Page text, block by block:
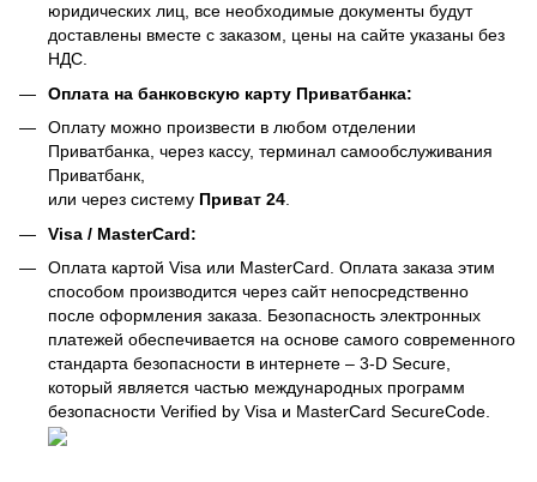
юридических лиц, все необходимые документы будут
доставлены вместе с заказом, цены на сайте указаны без
НДС.
Оплата на банковскую карту Приватбанка:
Оплату можно произвести в любом отделении
Приватбанка, через кассу, терминал самообслуживания
Приватбанк,
или через систему Приват 24
Visa / MasterCard:
Оплата картой Visa или MasterCard. Оплата заказа этим
способом производится через сайт непосредственно
после оформления заказа. Безопасность электронных
платежей обеспечивается на основе самого современного
стандарта безопасности в интернете – 3-D Secure,
который является частью международных программ
безопасности Verified by Visa и MasterCard SecureCode.